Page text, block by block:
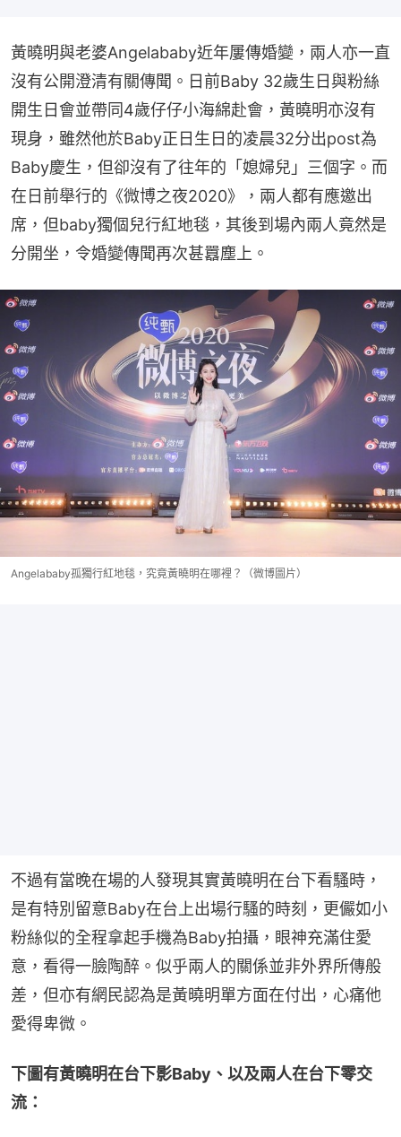
黃曉明與老婆Angelababy近年屢傳婚變，兩人亦一直
沒有公開澄清有關傳聞。日前Baby 32歲生日與粉絲
開生日會並帶同4歲仔仔小海綿赴會，黃曉明亦沒有
現身，雖然他於Baby正日生日的凌晨32分出post為
Baby慶生，但卻沒有了往年的「媳婦兒」三個字。而
在日前舉行的《微博之夜2020》，兩人都有應邀出
席，但baby獨個兒行紅地毯，其後到場內兩人竟然是
分開坐，令婚變傳聞再次甚囂塵上。
Angelababy孤獨行紅地毯，究竟黃曉明在哪裡？（微博圖片）
不過有當晚在場的人發現其實黃曉明在台下看騷時，
是有特別留意Baby在台上出場行騷的時刻，更儼如小
粉絲似的全程拿起手機為Baby拍攝，眼神充滿住愛
意，看得一臉陶醉。似乎兩人的關係並非外界所傳般
差，但亦有網民認為是黃曉明單方面在付出，心痛他
愛得卑微。
下圖有黃曉明在台下影Baby、以及兩人在台下零交
流：